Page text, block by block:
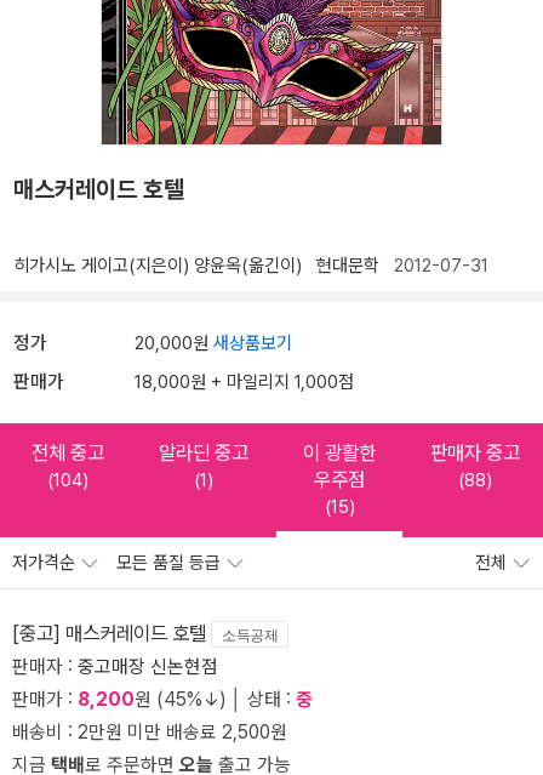
매스커레이드 호텔
히가시노 게이고(지은이) 양윤옥(옮긴이) 현대문학 2012-07-31
정가 20,000원 새상품보기
판매가 18,000원 + 마일리지 1,000점
전체 중고
(104)
알라딘 중고
(1)
이 광활한
우주점
(15)
판매자 중고
(88)
저가격순 모든 품질 등급 전체
[중고] 매스커레이드 호텔 소득공제
판매자 : 중고매장 신논현점
판매가 : 8,200원 (45%↓) │ 상태 : 중
배송비 : 2만원 미만 배송료 2,500원
지금 택배로 주문하면오늘 출고 가능